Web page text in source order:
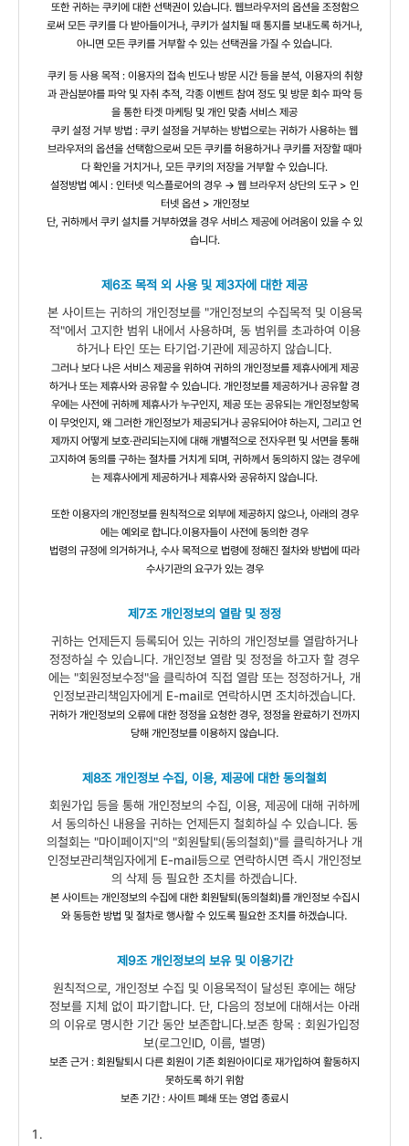
또한 귀하는 쿠키에 대한 선택권이 있습니다. 웹브라우저의 옵션을 조정함으
로써 모든 쿠키를 다 받아들이거나, 쿠키가 설치될 때 통지를 보내도록 하거나,
아니면 모든 쿠키를 거부할 수 있는 선택권을 가질 수 있습니다.
쿠키 등 사용 목적 : 이용자의 접속 빈도나 방문 시간 등을 분석, 이용자의 취향
과 관심분야를 파악 및 자취 추적, 각종 이벤트 참여 정도 및 방문 회수 파악 등
을 통한 타겟 마케팅 및 개인 맞춤 서비스 제공
쿠키 설정 거부 방법 : 쿠키 설정을 거부하는 방법으로는 귀하가 사용하는 웹
브라우저의 옵션을 선택함으로써 모든 쿠키를 허용하거나 쿠키를 저장할 때마
다 확인을 거치거나, 모든 쿠키의 저장을 거부할 수 있습니다.
설정방법 예시 : 인터넷 익스플로어의 경우 → 웹 브라우저 상단의 도구 > 인
터넷 옵션 > 개인정보
단, 귀하께서 쿠키 설치를 거부하였을 경우 서비스 제공에 어려움이 있을 수 있
습니다.
제6조 목적 외 사용 및 제3자에 대한 제공
본 사이트는 귀하의 개인정보를 "개인정보의 수집목적 및 이용목
적"에서 고지한 범위 내에서 사용하며, 동 범위를 초과하여 이용
하거나 타인 또는 타기업·기관에 제공하지 않습니다.
그러나 보다 나은 서비스 제공을 위하여 귀하의 개인정보를 제휴사에게 제공
하거나 또는 제휴사와 공유할 수 있습니다. 개인정보를 제공하거나 공유할 경
우에는 사전에 귀하께 제휴사가 누구인지, 제공 또는 공유되는 개인정보항목
이 무엇인지, 왜 그러한 개인정보가 제공되거나 공유되어야 하는지, 그리고 언
제까지 어떻게 보호·관리되는지에 대해 개별적으로 전자우편 및 서면을 통해
고지하여 동의를 구하는 절차를 거치게 되며, 귀하께서 동의하지 않는 경우에
는 제휴사에게 제공하거나 제휴사와 공유하지 않습니다.
또한 이용자의 개인정보를 원칙적으로 외부에 제공하지 않으나, 아래의 경우
에는 예외로 합니다.이용자들이 사전에 동의한 경우
법령의 규정에 의거하거나, 수사 목적으로 법령에 정해진 절차와 방법에 따라
수사기관의 요구가 있는 경우
제7조 개인정보의 열람 및 정정
귀하는 언제든지 등록되어 있는 귀하의 개인정보를 열람하거나
정정하실 수 있습니다. 개인정보 열람 및 정정을 하고자 할 경우
에는 "회원정보수정"을 클릭하여 직접 열람 또는 정정하거나, 개
인정보관리책임자에게 E-mail로 연락하시면 조치하겠습니다.
귀하가 개인정보의 오류에 대한 정정을 요청한 경우, 정정을 완료하기 전까지
당해 개인정보를 이용하지 않습니다.
제8조 개인정보 수집, 이용, 제공에 대한 동의철회
회원가입 등을 통해 개인정보의 수집, 이용, 제공에 대해 귀하께
서 동의하신 내용을 귀하는 언제든지 철회하실 수 있습니다. 동
의철회는 "마이페이지"의 "회원탈퇴(동의철회)"를 클릭하거나 개
인정보관리책임자에게 E-mail등으로 연락하시면 즉시 개인정보
의 삭제 등 필요한 조치를 하겠습니다.
본 사이트는 개인정보의 수집에 대한 회원탈퇴(동의철회)를 개인정보 수집시
와 동등한 방법 및 절차로 행사할 수 있도록 필요한 조치를 하겠습니다.
제9조 개인정보의 보유 및 이용기간
원칙적으로, 개인정보 수집 및 이용목적이 달성된 후에는 해당
정보를 지체 없이 파기합니다. 단, 다음의 정보에 대해서는 아래
의 이유로 명시한 기간 동안 보존합니다.보존 항목 : 회원가입정
보(로그인ID, 이름, 별명)
보존 근거 : 회원탈퇴시 다른 회원이 기존 회원아이디로 재가입하여 활동하지
못하도록 하기 위함
보존 기간 : 사이트 폐쇄 또는 영업 종료시